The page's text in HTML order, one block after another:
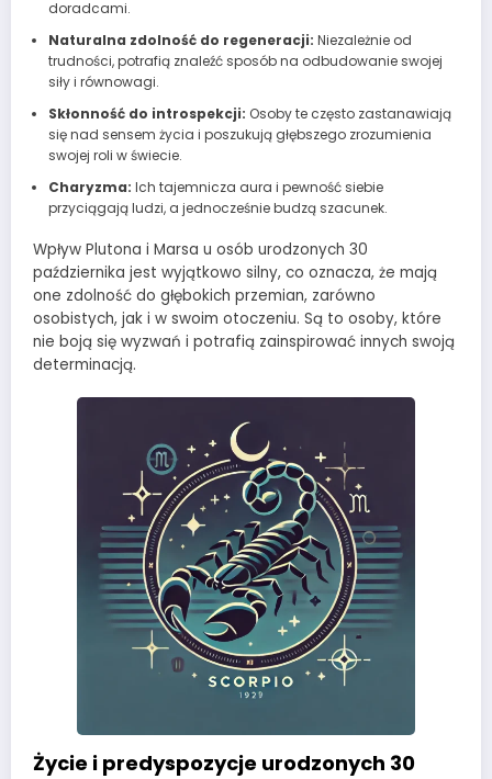
doradcami.
Naturalna zdolność do regeneracji: Niezależnie od
trudności, potrafią znaleźć sposób na odbudowanie swojej
siły i równowagi.
Skłonność do introspekcji: Osoby te często zastanawiają
się nad sensem życia i poszukują głębszego zrozumienia
swojej roli w świecie.
Charyzma: Ich tajemnicza aura i pewność siebie
przyciągają ludzi, a jednocześnie budzą szacunek.
Wpływ Plutona i Marsa u osób urodzonych 30
października jest wyjątkowo silny, co oznacza, że mają
one zdolność do głębokich przemian, zarówno
osobistych, jak i w swoim otoczeniu. Są to osoby, które
nie boją się wyzwań i potrafią zainspirować innych swoją
determinacją.
Życie i predyspozycje urodzonych 30